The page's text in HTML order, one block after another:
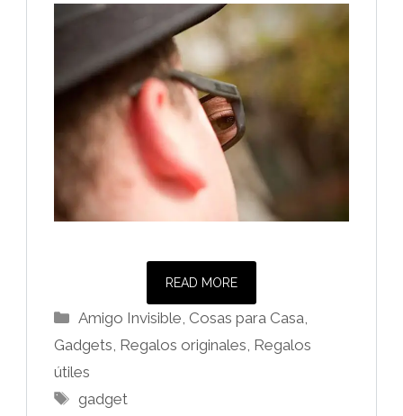
READ MORE
Categorías
Amigo Invisible, Cosas para Casa,
Gadgets, Regalos originales, Regalos
útiles
Etiquetas
gadget